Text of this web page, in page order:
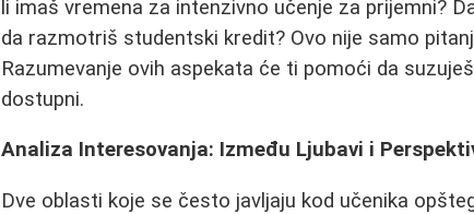
li imaš vremena za intenzivno učenje za prijemni?
da razmotriš studentski kredit? Ovo nije samo
Razumevanje ovih aspekata će ti pomoći da
dostupni.
Analiza Interesovanja: Između Ljubavi i
Dve oblasti koje se često javljaju kod učenika